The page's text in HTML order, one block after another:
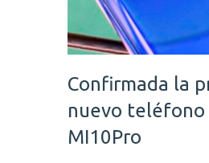
Confirmada la
nuevo teléfono
MI10Pro